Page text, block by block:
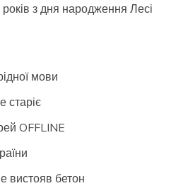
з дня народження Лесі
мови
старіє
OFFLINE
вистояв бетон